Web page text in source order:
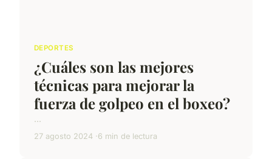
DEPORTES
¿Cuáles son las mejores
técnicas para mejorar la
fuerza de golpeo en el boxeo?
...
27 agosto 2024 6 min de lectura